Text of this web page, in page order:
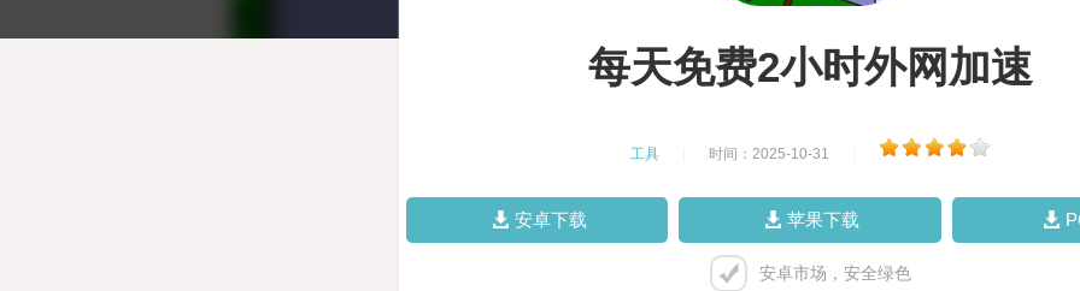
每天免费2小时外网加速
工具 时间：2025-10-31
安卓下载 苹果下载
安卓市场，安全绿色